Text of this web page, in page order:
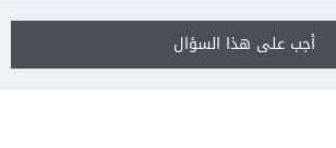
أجب على هذا السؤال